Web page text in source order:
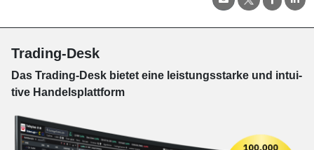
Trading-Desk
Das Trading-Desk bie­tet eine leis­tungs­star­ke und in­tui­
tive Han­dels­platt­form